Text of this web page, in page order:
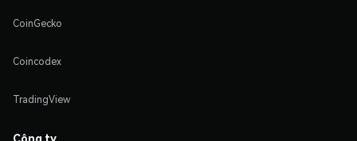
CoinGecko
Coincodex
TradingView
Công ty